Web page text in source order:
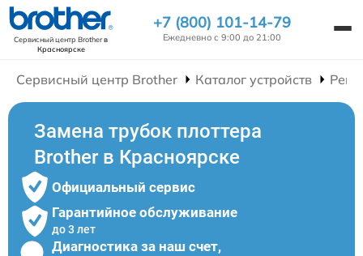
Сервисный центр Brotherв
Красноярске
+7 (800) 101-14-79
Ежедневно с 9:00 до 21:00
Сервисный центр Brother Каталог устройств
Замена трубок плоттера
Brother в Красноярске
Официальный сервис
Гарантийное обслуживание
до 3 лет
Диагностика за наш счет,